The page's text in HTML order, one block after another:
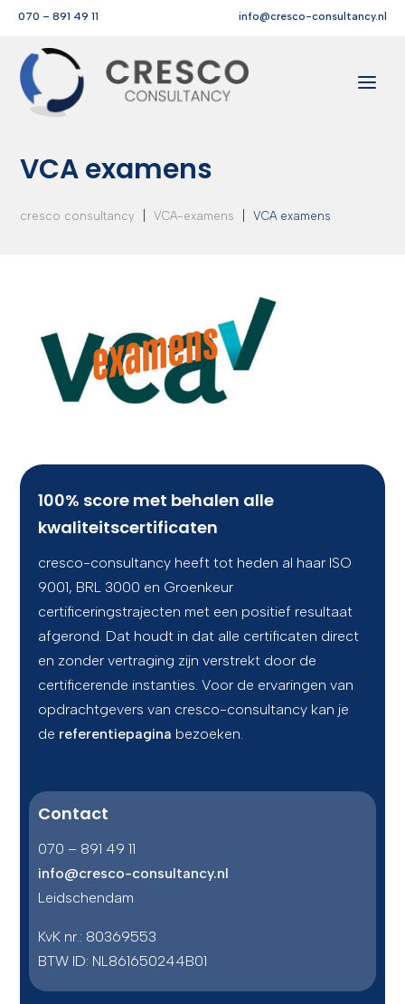
070 – 891 49 11 info@cresco-consultancy.nl
CONTACT
VCA examens
cresco consultancy | VCA-examens | VCA examens
100% score met behalen alle
kwaliteitscertificaten
cresco-consultancy heeft tot heden al haar ISO
9001, BRL 3000 en Groenkeur
certificeringstrajecten met een positief resultaat
afgerond. Dat houdt in dat alle certificaten direct
en zonder vertraging zijn verstrekt door de
certificerende instanties. Voor de ervaringen van
opdrachtgevers van cresco-consultancy kan je
de referentiepagina bezoeken.
Contact
070 – 891 49 11
info@cresco-consultancy.nl
Leidschendam
KvK nr.: 80369553
BTW ID: NL861650244B01